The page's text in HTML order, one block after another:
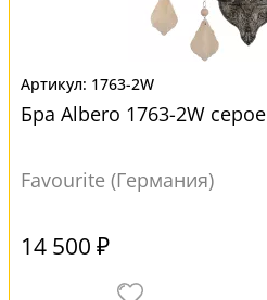
1763-2W
Бра Albero 1763-2W серое
Favourite (Германия)
14 500 ₽